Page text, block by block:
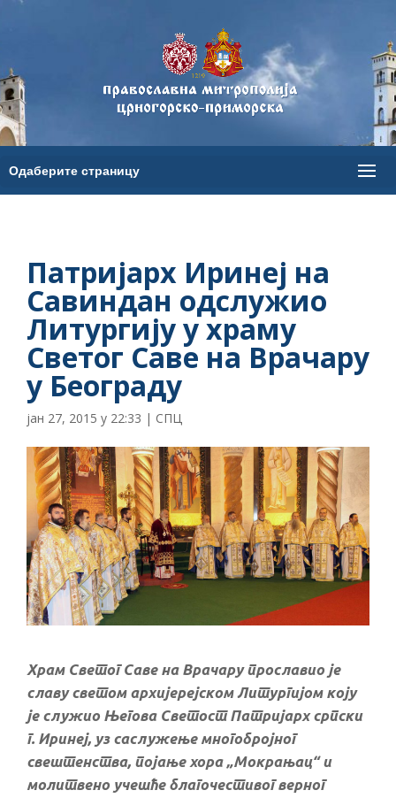
Патријарх Иринеј на
Савиндан одслужио
Литургију у храму
Светог Саве на Врачару
у Београду
јан 27, 2015 у 22:33 | СПЦ
Храм Светог Саве на Врачару прославио је
славу светом архијерејском Литургијом коју
је служио Његова Светост Патријарх српски
г. Иринеј, уз саслужење многобројног
свештенства, појање хора „Мокрањац“ и
молитвено учешће благочестивог верног